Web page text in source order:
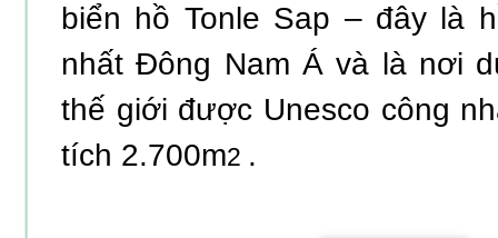
biển hồ Tonle Sap – đây là
nhất Đông Nam Á và là nơi
thế giới được Unesco công
tích 2.700m2 .